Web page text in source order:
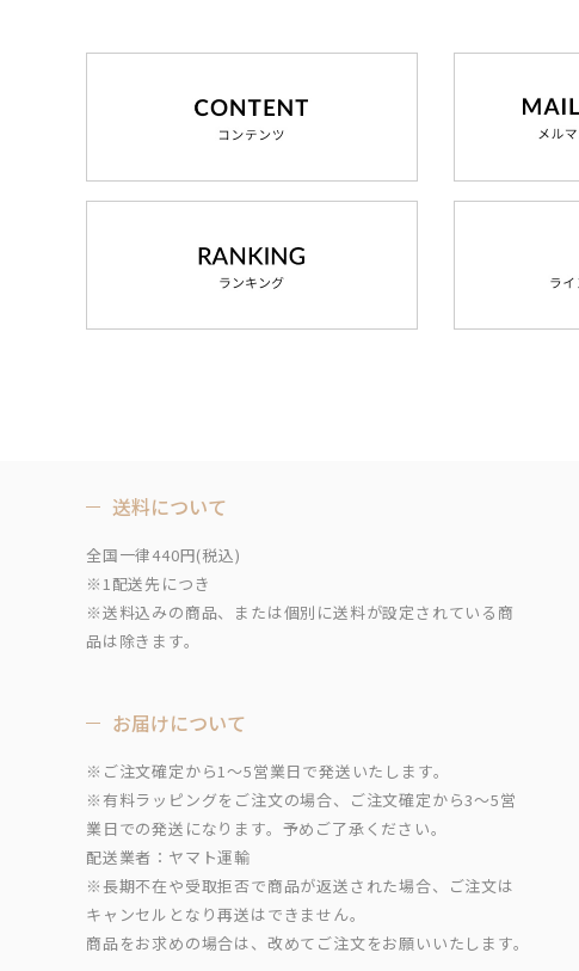
送料について
全国一律440円(税込)
※1配送先につき
※送料込みの商品、または個別に送料が設定されている商
品は除きます。
お届けについて
※ご注文確定から1～5営業日で発送いたします。
※有料ラッピングをご注文の場合、ご注文確定から3～5営
業日での発送になります。予めご了承ください。
配送業者：ヤマト運輸
※長期不在や受取拒否で商品が返送された場合、ご注文は
キャンセルとなり再送はできません。
商品をお求めの場合は、改めてご注文をお願いいたします。